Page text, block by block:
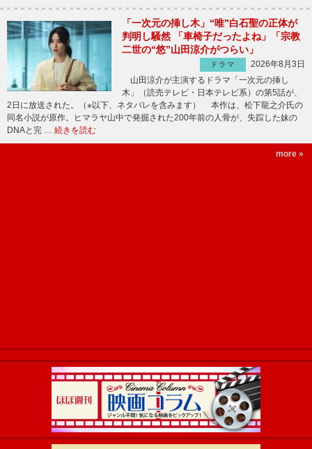
「一次元の挿し木」“唯”白石聖の正体が
判明し騒然 「車椅子だったよね」「宗教
二世の“悠”山田涼介がつらい」
ドラマ
2026年8月3日
山田涼介が主演するドラマ「一次元の挿し
木」（読売テレビ・日本テレビ系）の第5話が、
2日に放送された。（※以下、ネタバレを含みます） 本作は、松下龍之介氏の
同名小説が原作。ヒマラヤ山中で発掘された200年前の人骨が、失踪した妹の
DNAと完 … 続きを読む
more »